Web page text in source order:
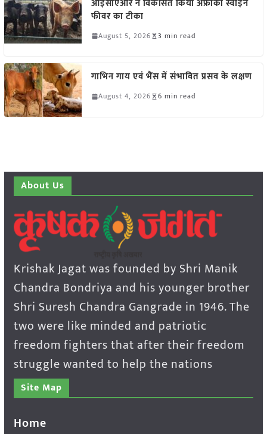
आईसीएआर ने विकसित किया अफ्रीकी स्वाइन
फीवर का टीका
August 5, 2026 3 min read
गाभिन गाय एवं भैंस में संभावित प्रसव के लक्षण
August 4, 2026 6 min read
About Us
Krishak Jagat was founded by Shri Manik
Chandra Bondriya and his younger brother
Shri Suresh Chandra Gangrade in 1946. The
two were like minded and patriotic
freedom fighters that after their freedom
struggle wanted to help the nations
Site Map
Home